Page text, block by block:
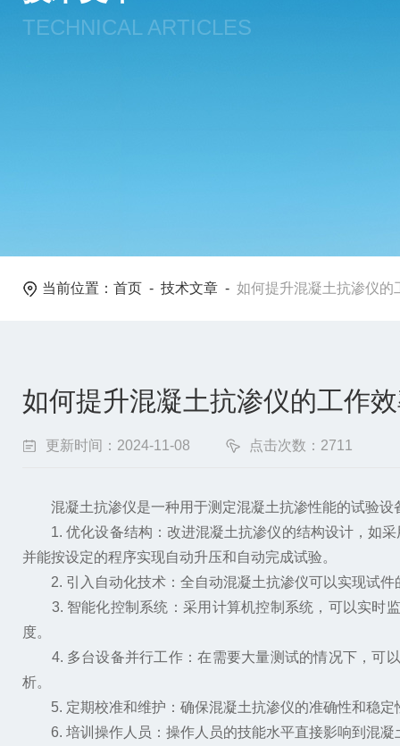
TECHNICAL ARTICLES
当前位置： 首页 - 技术文章 - 如何提升混凝土抗渗仪的
如何提升混凝土抗渗仪的工作
更新时间：2024-11-08 点击次数：2711
混凝土抗渗仪是一种用于测定混凝土抗渗性能的试验设
1. 优化设备结构：改进混凝土抗渗仪的结构设计，如采
并能按设定的程序实现自动升压和自动完成试验。
2. 引入自动化技术：全自动混凝土抗渗仪可以实现试件
3. 智能化控制系统：采用计算机控制系统，可以实时监
度。
4. 多台设备并行工作：在需要大量测试的情况下，可以
析。
5. 定期校准和维护：确保混凝土抗渗仪的准确性和稳定
6. 培训操作人员：操作人员的技能水平直接影响到混凝